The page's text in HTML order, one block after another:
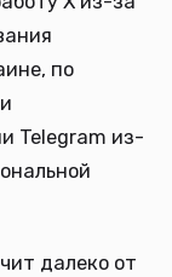
по
Telegram из-
далеко от